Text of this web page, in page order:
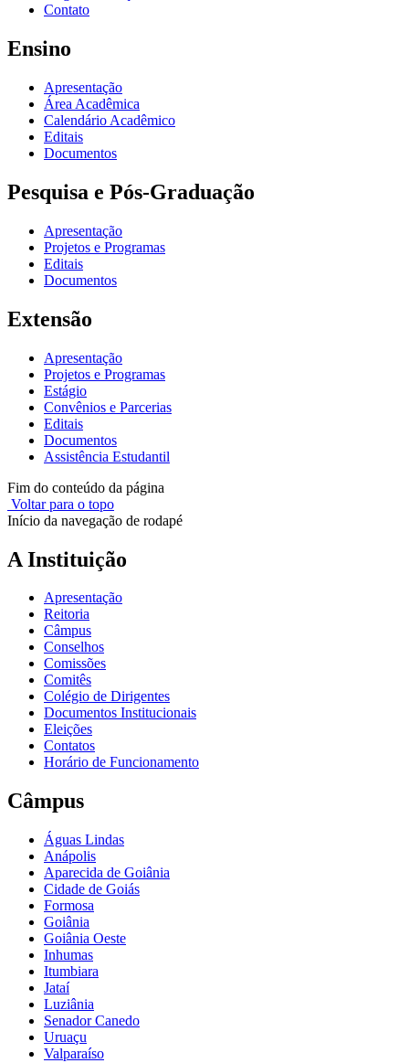
Contato
Ensino
Apresentação
Área Acadêmica
Calendário Acadêmico
Editais
Documentos
Pesquisa e Pós-Graduação
Apresentação
Projetos e Programas
Editais
Documentos
Extensão
Apresentação
Projetos e Programas
Estágio
Convênios e Parcerias
Editais
Documentos
Assistência Estudantil
Fim do conteúdo da página
Voltar para o topo
Início da navegação de rodapé
A Instituição
Apresentação
Reitoria
Câmpus
Conselhos
Comissões
Comitês
Colégio de Dirigentes
Documentos Institucionais
Eleições
Contatos
Horário de Funcionamento
Câmpus
Águas Lindas
Anápolis
Aparecida de Goiânia
Cidade de Goiás
Formosa
Goiânia
Goiânia Oeste
Inhumas
Itumbiara
Jataí
Luziânia
Senador Canedo
Uruaçu
Valparaíso